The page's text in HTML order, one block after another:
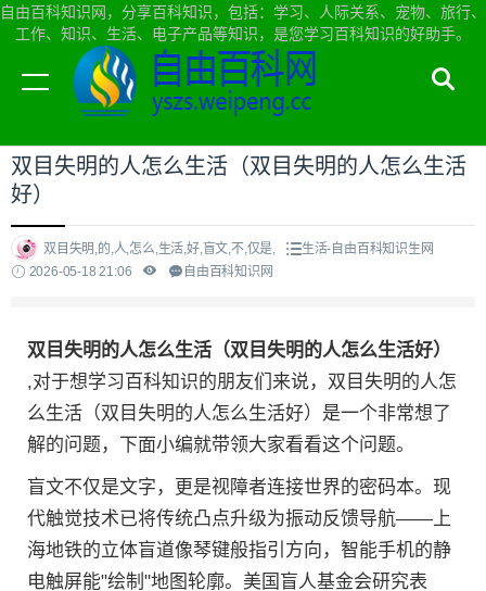
自由百科知识网，分享百科知识，包括：学习、人际关系、宠物、旅行、
工作、知识、生活、电子产品等知识，是您学习百科知识的好助手。
当前位置：自由百科知识网首页>生活
双目失明的人怎么生活（双目失明的人怎么生活
好）
双目失明,的,人,怎么,生活,好,盲文,不,仅是,
生活-自由百科知识生网
2026-05-18 21:06
自由百科知识网
双目失明的人怎么生活（双目失明的人怎么生活好）
,对于想学习百科知识的朋友们来说，双目失明的人怎
么生活（双目失明的人怎么生活好）是一个非常想了
解的问题，下面小编就带领大家看看这个问题。
盲文不仅是文字，更是视障者连接世界的密码本。现
代触觉技术已将传统凸点升级为振动反馈导航——上
海地铁的立体盲道像琴键般指引方向，智能手机的静
电触屏能"绘制"地图轮廓。美国盲人基金会研究表